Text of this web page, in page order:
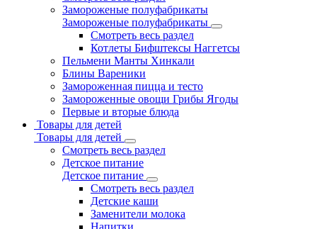
Замороженые полуфабрикаты
Замороженые полуфабрикаты
Смотреть весь раздел
Котлеты Бифштексы Наггетсы
Пельмени Манты Хинкали
Блины Вареники
Замороженная пицца и тесто
Замороженные овощи Грибы Ягоды
Первые и вторые блюда
Товары для детей
Товары для детей
Смотреть весь раздел
Детское питание
Детское питание
Смотреть весь раздел
Детские каши
Заменители молока
Напитки